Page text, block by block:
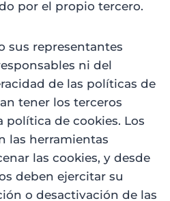
por el propio tercero.
sus representantes
ni del
de las políticas de
tener los terceros
política de cookies. Los
las herramientas
las cookies, y desde
deben ejercitar su
o desactivación de las